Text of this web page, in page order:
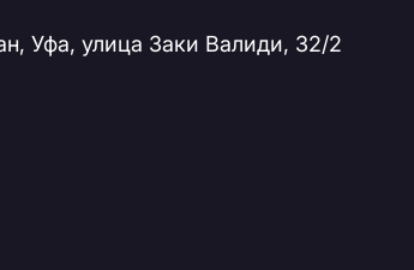
Уфа, улица Заки Валиди, 32/2